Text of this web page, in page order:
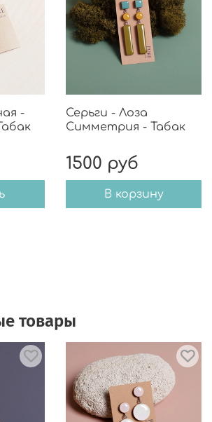
-
Серьги - Лоза
Симметрия - Табак
1500 руб
В корзину
товары